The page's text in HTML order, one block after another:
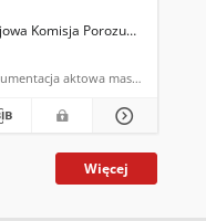
"Solidarnosć"
Komisja Porozumiewawcza
dokumentacja aktowa
Więcej